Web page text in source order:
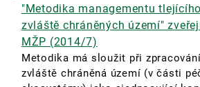
"Metodika managementu
zvláště chráněných území"
MŽP (2014/7)
Metodika má sloužit při
zvláště chráněná území (v části